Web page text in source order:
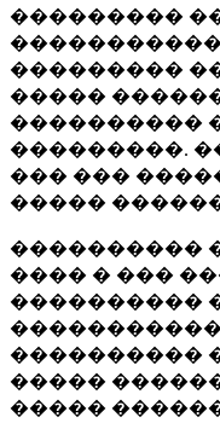
���������
���������
�����
����������
���������.
��� ���
�����
����������
���� � ���
����������
����������
�����
�����